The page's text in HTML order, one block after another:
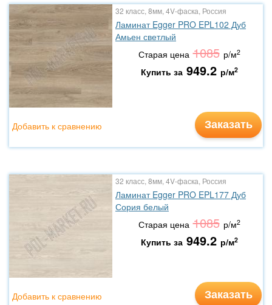
32 класс, 8мм, 4V-фаска, Россия
Ламинат Egger PRO EPL102 Дуб
Амьен светлый
Старая цена 1085 р/м2
Купить за 949.2 р/м2
Заказать
Добавить к сравнению
32 класс, 8мм, 4V-фаска, Россия
Ламинат Egger PRO EPL177 Дуб
Сория белый
Старая цена 1085 р/м2
Купить за 949.2 р/м2
Заказать
Добавить к сравнению